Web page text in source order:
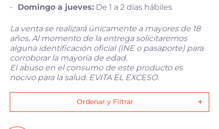
Domingo a jueves: De 1 a 2 días hábiles
La venta se realizará únicamente a mayores de 18
años. Al momento de la entrega solicitaremos
alguna identificación oficial (INE o pasaporte) para
corroborar la mayoría de edad.
El abuso en el consumo de este producto es
nocivo para la salud. EVITA EL EXCESO.
Ordenar y Filtrar